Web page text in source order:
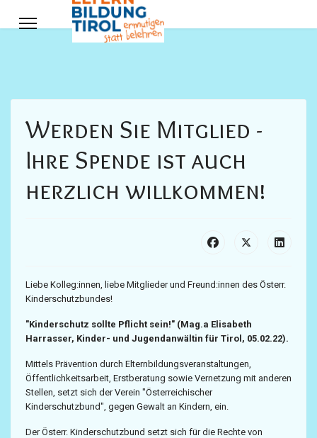
Werden Sie Mitglied -
Ihre Spende ist auch
herzlich willkommen!
Liebe Kolleg:innen, liebe Mitglieder und Freund:innen des Österr.
Kinderschutzbundes!
"Kinderschutz sollte Pflicht sein!" (Mag.a Elisabeth
Harrasser, Kinder- und Jugendanwältin für Tirol, 05.02.22).
Mittels Prävention durch Elternbildungsveranstaltungen,
Öffentlichkeitsarbeit, Erstberatung sowie Vernetzung mit anderen
Stellen, setzt sich der Verein "Österreichischer
Kinderschutzbund", gegen Gewalt an Kindern, ein.
Der Österr. Kinderschutzbund setzt sich für die Rechte von